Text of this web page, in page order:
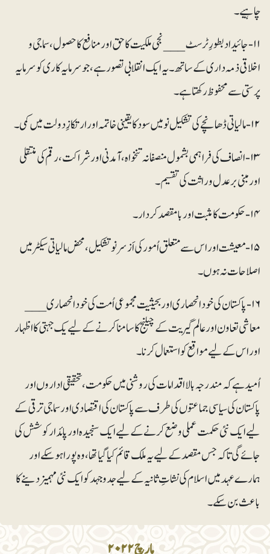
چاہیے۔
۱۱- جائیداد بطورِ ٹرسٹ ___ نجی ملکیت کا حق اور منافع کا حصول، سماجی و
اخلاقی ذمہ داری کے ساتھ۔یہ ایک انقلابی تصور ہے، جو سرمایہ کاری کو سرمایہ
پرستی سے محفوظ رکھتا ہے۔
۱۳-انصاف کی فراہمی بشمول منصفانہ تنخواہ، آمدنی اور شراکت، رقم کی منتقلی
اور مبنی بر عدل وراثت کی تقسیم۔
۱۵-معیشت اور اس سے متعلق اُمور کی اَزسرنو تشکیل، محض مالیاتی سیکٹر میں
اصلاحات نہ ہوں۔
۱۶- پاکستان کی خودانحصاری اور بحیثیت مجموعی اُمت کی خودانحصاری___
معاشی تعاون اور عالم گیریت کے چیلنج کا سامنا کرنے کے لیے یک جہتی کا اظہار
اور اس کے لیے مواقع کو استعمال کرنا۔
اُمید ہےکہ مندرجہ بالا اقدامات کی روشنی میں حکومت، تحقیقی اداروں اور
پاکستان کی سیاسی جماعتوں کی طرف سے پاکستان کی اقتصادی اور سماجی ترقی کے
لیے ایک نئی حکمت عملی وضع کرنے کے لیے ایک سنجیدہ اور پائدار کوشش کی
جائے گی تاکہ جس مقصدکے لیے یہ ملک قائم کیا گیا تھا، وہ پورا ہوسکے اور
ہمارے عہد میں اسلام کی نشاتِ ثانیہ کے لیے جدوجہد کو ایک نئی مہمیز دینے کا
باعث بن سکے۔